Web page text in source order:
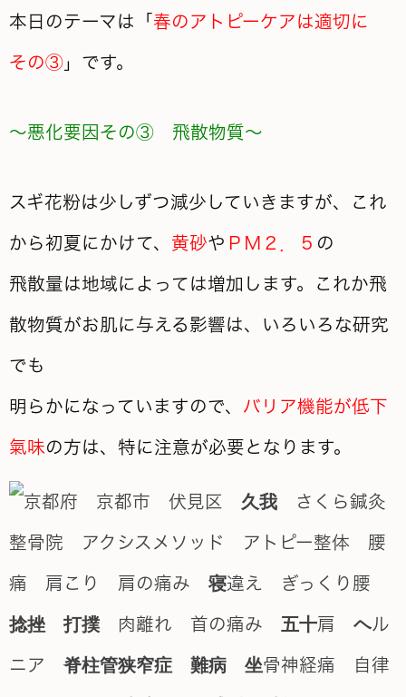
本日のテーマは「 春のアトピーケアは適切に
その③ 」です。
～悪化要因その③ 飛散物質～
スギ花粉は少しずつ減少していきますが、これ
から初夏にかけて、 黄砂や ＰＭ２．５ の
飛散量は地域によっては増加します。これか飛
散物質がお肌に与える影響は、いろいろな研究
でも
明らかになっていますので、 バリア機能が低下
氣味の方は、特に注意が必要となります。